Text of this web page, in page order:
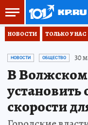
НОВОСТИ ТОЛЬКО У НАС
НОВОСТИ ОБЩЕСТВО 30
В
установить
скорости